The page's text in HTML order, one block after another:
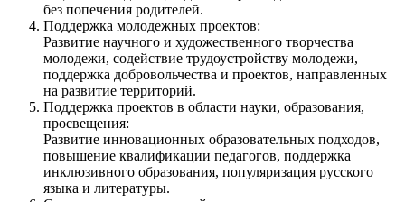
без попечения родителей.
Поддержка молодежных проектов:
Развитие научного и художественного творчества
молодежи, содействие трудоустройству молодежи,
поддержка добровольчества и проектов, направленных
на развитие территорий.
Поддержка проектов в области науки, образования,
просвещения:
Развитие инновационных образовательных подходов,
повышение квалификации педагогов, поддержка
инклюзивного образования, популяризация русского
языка и литературы.